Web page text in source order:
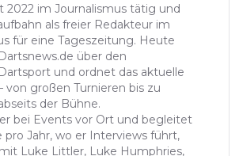
2022 im Journalismus tätig und
als freier Redakteur im
für eine Tageszeitung. Heute
über den
und ordnet das aktuelle
von großen Turnieren bis zu
der Bühne.
bei Events vor Ort und begleitet
pro Jahr, wo er Interviews führt,
Luke Littler, Luke Humphries,